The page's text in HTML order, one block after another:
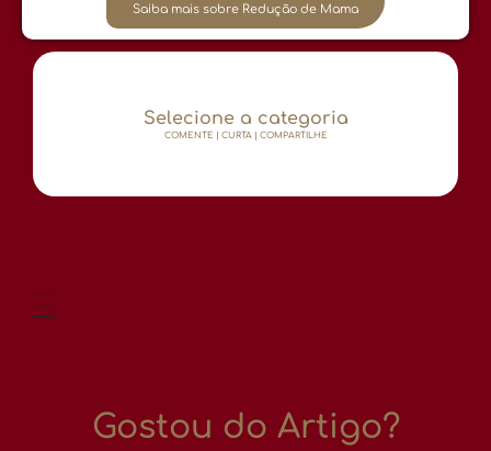
Saiba mais sobre Redução de Mama
Selecione a categoria
COMENTE | CURTA | COMPARTILHE
Gostou do Artigo?